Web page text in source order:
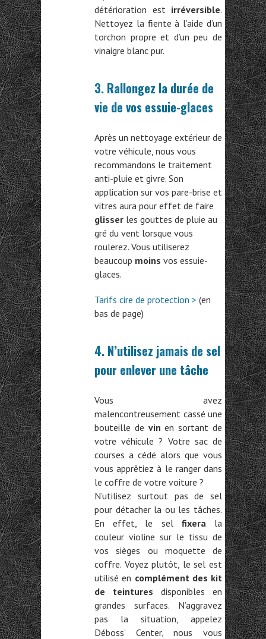
détérioration est irréversible.
Nettoyez la fiente à l’aide d’un
torchon propre et d’un peu de
vinaigre blanc pur.
3. Rallongez la durée de
vie de vos essuie-glaces
Après un nettoyage extérieur de
votre véhicule, nous vous
recommandons le traitement
anti-pluie et givre. Son
application sur vos pare-brise et
vitres aura pour effet de faire
glisser les gouttes de pluie au
gré du vent lorsque vous
roulerez. Vous utiliserez
beaucoup moins vos essuie-
glaces.
Tarifs cire de protection > (en
bas de page)
4. N’utilisez jamais de sel
pour enlever une tâche
Vous avez
malencontreusement cassé une
bouteille de vin en sortant de
votre véhicule ? Votre sac de
courses a cédé alors que vous
vous apprêtiez à le ranger dans
le coffre de votre voiture ?
N’utilisez surtout pas de sel
pour détacher la ou les tâches.
En effet, le sel fixera la
couleur violine sur le tissu de
vos sièges ou moquette de
coffre. Voyez plutôt, le sel est
utilisé en complément des kit
de teintures disponibles en
grandes surfaces. N’aggravez
pas la situation, appelez
Déboss’ Center, nous vous